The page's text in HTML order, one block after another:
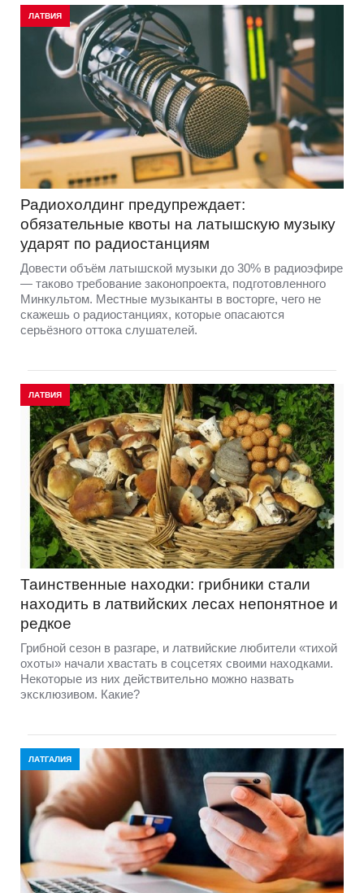
ЛАТВИЯ
Радиохолдинг предупреждает:
обязательные квоты на латышскую музыку
ударят по радиостанциям
Довести объём латышской музыки до 30% в радиоэфире
— таково требование законопроекта, подготовленного
Минкультом. Местные музыканты в восторге, чего не
скажешь о радиостанциях, которые опасаются
серьёзного оттока слушателей.
ЛАТВИЯ
Таинственные находки: грибники стали
находить в латвийских лесах непонятное и
редкое
Грибной сезон в разгаре, и латвийские любители «тихой
охоты» начали хвастать в соцсетях своими находками.
Некоторые из них действительно можно назвать
эксклюзивом. Какие?
ЛАТГАЛИЯ